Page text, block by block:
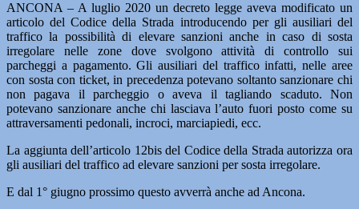
ANCONA – A luglio 2020 un decreto legge aveva modificato un
articolo del Codice della Strada introducendo per gli ausiliari del
traffico la possibilità di elevare sanzioni anche in caso di sosta
irregolare nelle zone dove svolgono attività di controllo sui
parcheggi a pagamento. Gli ausiliari del traffico infatti, nelle aree
con sosta con ticket, in precedenza potevano soltanto sanzionare chi
non pagava il parcheggio o aveva il tagliando scaduto. Non
potevano sanzionare anche chi lasciava l’auto fuori posto come su
attraversamenti pedonali, incroci, marciapiedi, ecc.
La aggiunta dell’articolo 12bis del Codice della Strada autorizza ora
gli ausiliari del traffico ad elevare sanzioni per sosta irregolare.
E dal 1° giugno prossimo questo avverrà anche ad Ancona.